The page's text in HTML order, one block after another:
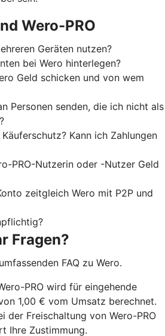
Wero-PRO
Geräten nutzen?
bei Wero hinterlegen?
Geld schicken und von wem
Personen senden, die ich nicht als
Kann ich Zahlungen
PRO-Nutzerin oder -Nutzer Geld
zeitgleich Wero mit P2P und
Fragen?
FAQ zu Wero.
PRO wird für eingehende
1,00 € vom Umsatz berechnet.
der Freischaltung von Wero-PRO
Ihre Zustimmung.